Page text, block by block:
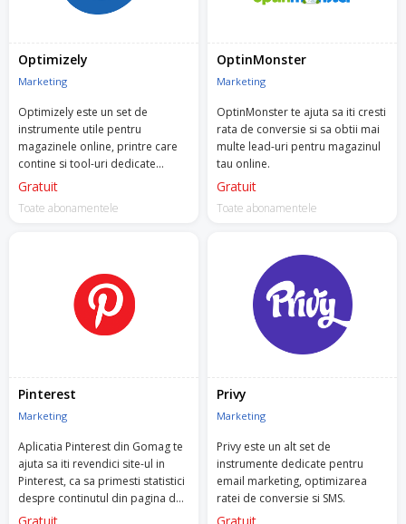
Optimizely
Marketing
Optimizely este un set de
instrumente utile pentru
magazinele online, printre care
contine si tool-uri dedicate
actiunilor de A/B Testing si
Gratuit
Toate abonamentele
OptinMonster
Marketing
OptinMonster te ajuta sa iti cresti
rata de conversie si sa obtii mai
multe lead-uri pentru magazinul
tau online.
Gratuit
Toate abonamentele
Pinterest
Marketing
Aplicatia Pinterest din Gomag te
ajuta sa iti revendici site-ul in
Pinterest, ca sa primesti statistici
despre continutul din pagina de
business.
Privy
Marketing
Privy este un alt set de
instrumente dedicate pentru
email marketing, optimizarea
ratei de conversie si SMS.